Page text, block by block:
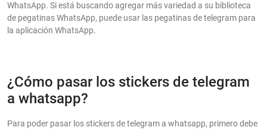
WhatsApp. Si está buscando agregar más variedad a su biblioteca
de pegatinas WhatsApp, puede usar las pegatinas de telegram para
la aplicación WhatsApp.
¿Cómo pasar los stickers de telegram
a whatsapp?
Para poder pasar los stickers de telegram a whatsapp, primero debe